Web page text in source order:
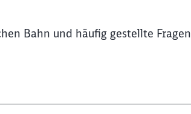
Bahn und häufig gestellte Fragen